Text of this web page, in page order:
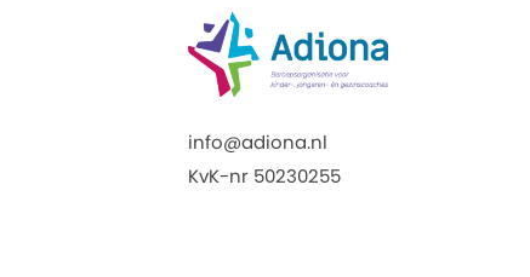
info@adiona.nl
KvK-nr 50230255